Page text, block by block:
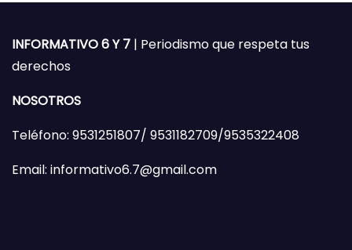
INFORMATIVO 6 Y 7 | Periodismo que respeta tus
derechos
NOSOTROS
Teléfono: 9531251807/ 9531182709/9535322408
Email: informativo6.7@gmail.com